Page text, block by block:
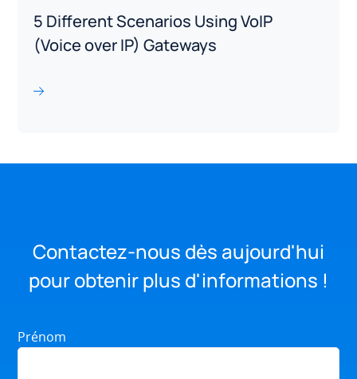
5 Different Scenarios Using VoIP
(Voice over IP) Gateways
Contactez-nous dès aujourd'hui
pour obtenir plus d'informations !
Prénom